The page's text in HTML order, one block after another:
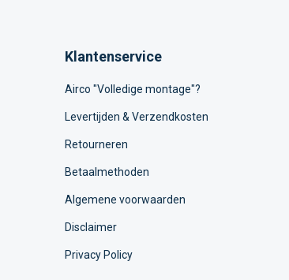
Klantenservice
Airco "Volledige montage"?
Levertijden & Verzendkosten
Retourneren
Betaalmethoden
Algemene voorwaarden
Disclaimer
Privacy Policy